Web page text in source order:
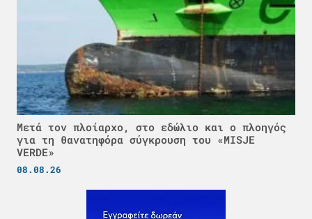
Μετά τον πλοίαρχο, στο εδώλιο και ο πλοηγός
για τη θανατηφόρα σύγκρουση του «MISJE
VERDE»
08.08.26